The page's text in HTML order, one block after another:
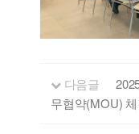
다음글
무협약(MOU)